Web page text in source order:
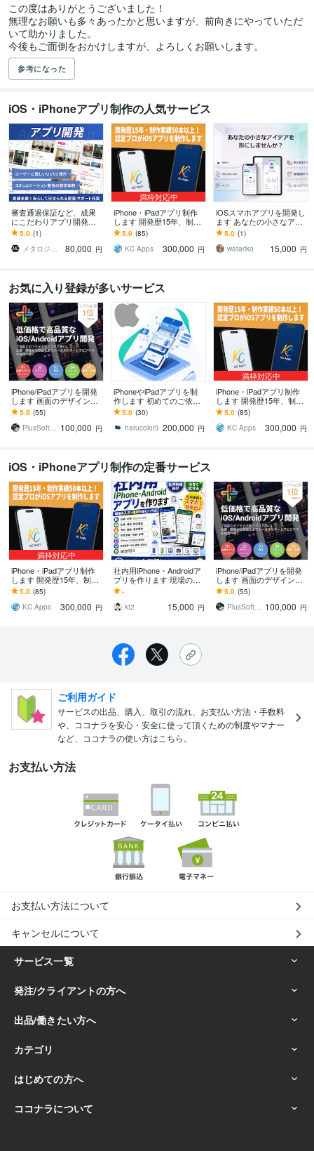
この度はありがとうございました！
無理なお願いも多々あったかと思いますが、前向きにやっていただ
いて助かりました。
参考になった
iOS・iPhoneアプリ制作の人気サービス
審査通過保証など、成果
にこだわりアプリ開発を
します 上場企業からの依
頼や38万DLなど、開発・
公開実績が豊富です
5.0 (1)
メタロジカル株式会社【アプリ開発・運用】
80,000 円
満枠対応中
iPhone・iPadアプリ制作
します 開発歴15年、制作
実績50本以上！お気軽に
ご相談ください。
5.0 (85)
KC Apps
300,000 円
iOSスマホアプリを開発し
ます あなたの小さなアイ
デアを形にしてみません
か？
5.0 (1)
watariko
15,000 円
お気に入り登録が多いサービス
iPhone/iPadアプリを開発
します 画面のデザインか
ら、AppStoreへの公開ま
で、低価格で！
5.0 (55)
PlusSoftware 100,000 円
iPhoneやiPadアプリを制
作します 初めてのご依頼
でも安心してご相談くだ
さい。
5.0 (30)
harucolor3 200,000 円
満枠対応中
iPhone・iPadアプリ制作
します 開発歴15年、制作
実績50本以上！お気軽に
ご相談ください。
5.0 (85)
KC Apps
300,000 円
iOS・iPhoneアプリ制作の定番サービス
満枠対応中
iPhone・iPadアプリ制作
します 開発歴15年、制作
実績50本以上！お気軽に
ご相談ください。
5.0 (85)
KC Apps
300,000 円
社内用iPhone・Androidア
プリを作ります 現場の入
力・確認作業をアプリ化
-
kt2
15,000 円
iPhone/iPadアプリを開発
します 画面のデザインか
ら、AppStoreへの公開ま
で、低価格で！
5.0 (55)
PlusSoftware 100,000 円
ご利用ガイド
サービスの出品、購入、取引の流れ、お支払い方法・手数料
や、ココナラを安心・安全に使って頂くための制度やマナー
など、ココナラの使い方はこちら。
お支払い方法
お支払い方法について
キャンセルについて